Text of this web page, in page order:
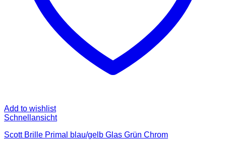
Add to wishlist
Schnellansicht
Scott Brille Primal blau/gelb Glas Grün Chrom